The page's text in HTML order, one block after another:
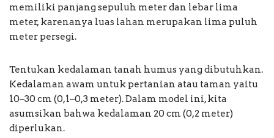
memiliki panjang sepuluh meter dan lebar lima
meter, karenanya luas lahan merupakan lima puluh
meter persegi.
Tentukan kedalaman tanah humus yang dibutuhkan.
Kedalaman awam untuk pertanian atau taman yaitu
10–30 cm (0,1–0,3 meter). Dalam model ini, kita
asumsikan bahwa kedalaman 20 cm (0,2 meter)
diperlukan.